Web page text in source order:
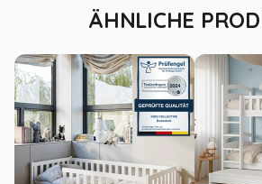
ÄHNLICHE